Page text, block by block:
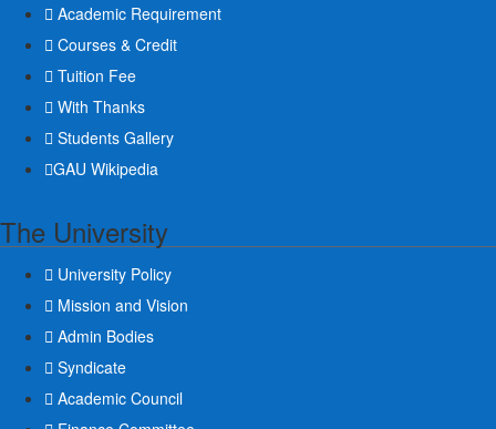
Academic Requirement
Courses & Credit
Tuition Fee
With Thanks
Students Gallery
GAU Wikipedia
The University
University Policy
Mission and Vision
Admin Bodies
Syndicate
Academic Council